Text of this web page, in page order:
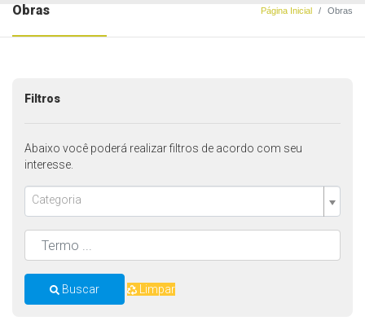
Obras Página Inicial Obras
Filtros
Abaixo você poderá realizar filtros de acordo com seu
interesse.
Categoria
Buscar Limpar